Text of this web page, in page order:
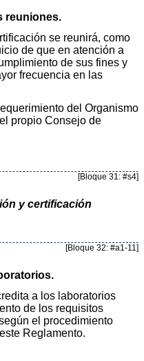
reuniones.
se reunirá, como
de que en atención a
de sus fines y
frecuencia en las
del Organismo
propio Consejo de
[Bloque 31: #s4]
y certificación
[Bloque 32: #a1-11]
a los laboratorios
de los requisitos
el procedimiento
Reglamento.